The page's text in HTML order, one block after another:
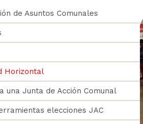
de Asuntos Comunales
Horizontal
una Junta de Acción Comunal
elecciones JAC